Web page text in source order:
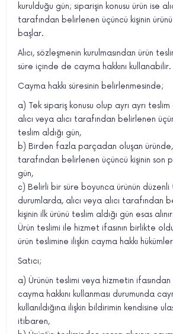
kurulduğu gün; siparişin konusu ürün ise
tarafından belirlenen üçüncü kişinin
başlar.
Alıcı, sözleşmenin kurulmasından ürün
süre içinde de cayma hakkını kullanabilir.
Cayma hakkı süresinin belirlenmesinde;
a) Tek sipariş konusu olup ayrı ayrı
alıcı veya alıcı tarafından belirlenen
teslim aldığı gün,
b) Birden fazla parçadan oluşan üründe,
tarafından belirlenen üçüncü kişinin son
gün,
c) Belirli bir süre boyunca ürünün düzenli
durumlarda, alıcı veya alıcı tarafından
kişinin ilk ürünü teslim aldığı gün esas
Ürün teslimi ile hizmet ifasının birlikte
ürün teslimine ilişkin cayma hakkı
Satıcı;
a) Ürünün teslimi veya hizmetin ifasından
cayma hakkını kullanması durumunda
kullanıldığına ilişkin bildirimin kendisine
itibaren,